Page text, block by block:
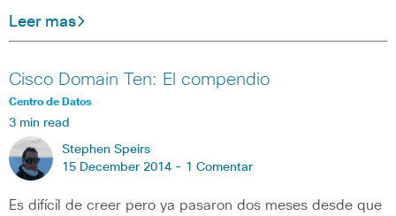
Leer mas
Cisco Domain Ten: El compendio
Centro de Datos
3 min read
Stephen Speirs
15 December 2014 - 1 Comentar
Es difícil de creer pero ya pasaron dos meses desde que